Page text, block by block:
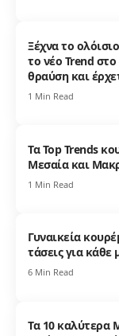
Ξέχνα το
το νέο Trend
θραύση και
1 Min Read
Τα Top Trends
Μεσαία και
1 Min Read
Γυναικεία
τάσεις για
6 Min Read
Τα 10 καλύτερα